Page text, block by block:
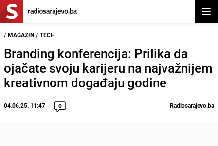
/ MAGAZIN / TECH
Branding konferencija: Prilika da
ojačate svoju karijeru na najvažnijem
kreativnom događaju godine
04.06.25. 11:47 0 Radiosarajevo.ba